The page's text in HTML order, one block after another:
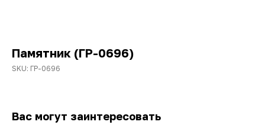
Памятник (ГР-0696)
SKU: ГР-0696
Вас могут заинтересовать